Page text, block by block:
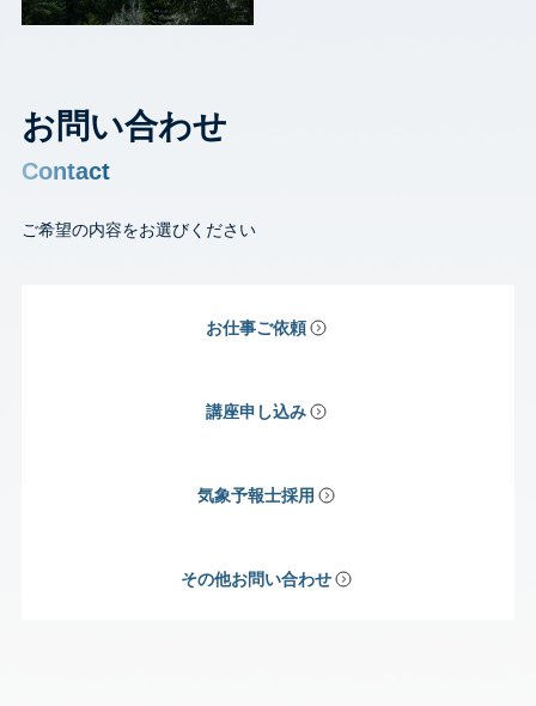
お問い合わせ
Contact
ご希望の内容をお選びください
お仕事ご依頼
講座申し込み
気象予報士採用
その他お問い合わせ